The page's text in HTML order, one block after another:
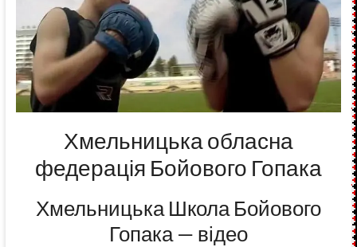
Хмельницька обласна
федерація Бойового Гопака
Хмельницька Школа Бойового
Гопака — відео